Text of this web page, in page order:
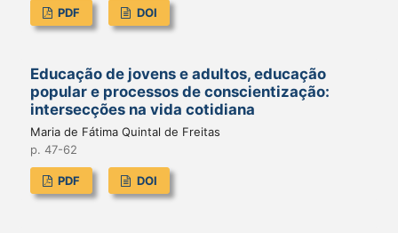
PDF DOI
Educação de jovens e adultos, educação
popular e processos de conscientização:
intersecções na vida cotidiana
Maria de Fátima Quintal de Freitas
p. 47-62
PDF DOI